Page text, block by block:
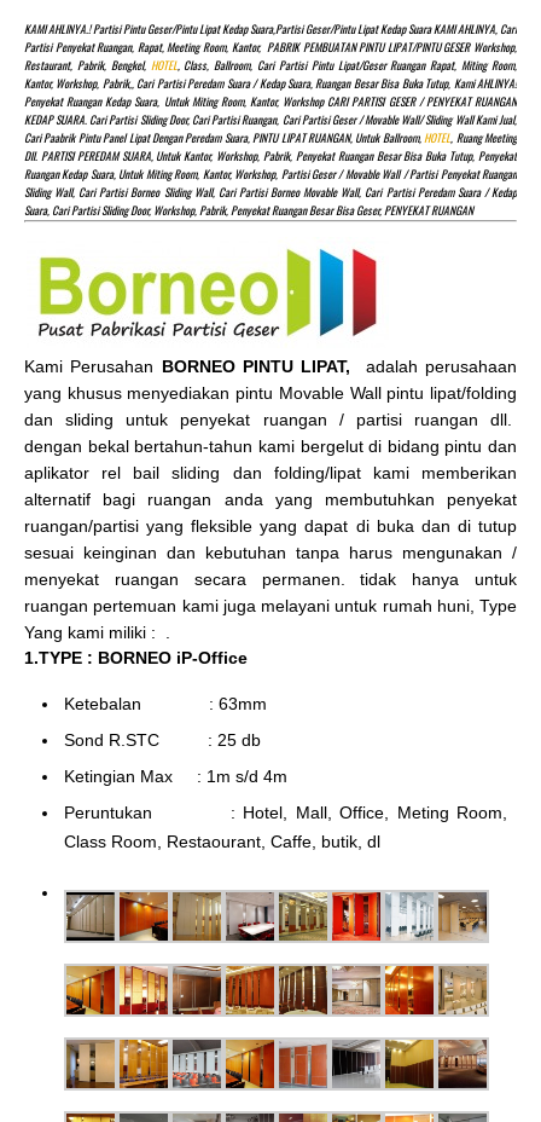
KAMI AHLINYA.! Partisi Pintu Geser/pintu Lipat Kedap Suara,partisi Geser/pintu Lipat Kedap Suara KAMI AHLINYA, Cari
Partisi Penyekat Ruangan, Rapat, Meeting Room, Kantor, PABRIK PEMBUATAN PINTU LIPAT/PINTU GESER Workshop,
Restaurant, Pabrik, Bengkel, HOTEL, Class, Ballroom, Cari Partisi Pintu Lipat/Geser Ruangan Rapat, Miting Room,
Kantor, Workshop, Pabrik,, Cari Partisi Peredam Suara / Kedap Suara, Ruangan Besar Bisa Buka Tutup, Kami AHLINYA!
Penyekat Ruangan Kedap Suara, Untuk Miting Room, Kantor, Workshop CARI PARTISI GESER / PENYEKAT RUANGAN
KEDAP SUARA. Cari Partisi Sliding Door, Cari Partisi Ruangan, Cari Partisi Geser / Movable Wall/ Sliding Wall Kami Jual,
Cari Paabrik Pintu Panel Lipat Dengan Peredam Suara, PINTU LIPAT RUANGAN, Untuk Ballroom,HOTEL, Ruang Meeting
Dll. PARTISI PEREDAM SUARA, Untuk Kantor, Workshop, Pabrik, Penyekat Ruangan Besar Bisa Buka Tutup, Penyekat
Ruangan Kedap Suara, Untuk Miting Room, Kantor, Workshop, Partisi Geser / Movable Wall / Partisi Penyekat Ruangan
Sliding Wall, Cari Partisi Borneo Sliding Wall, Cari Partisi Borneo Movable Wall, Cari Partisi Peredam Suara / Kedap
Suara, Cari Partisi Sliding Door, Workshop, Pabrik, Penyekat Ruangan Besar Bisa Geser, PENYEKAT RUANGAN
Kami Perusahan BORNEO PINTU LIPAT, adalah perusahaan
yang khusus menyediakan pintu Movable Wall pintu lipat/folding
dan sliding untuk penyekat ruangan / partisi ruangan dll.
dengan bekal bertahun-tahun kami bergelut di bidang pintu dan
aplikator rel bail sliding dan folding/lipat kami memberikan
alternatif bagi ruangan anda yang membutuhkan penyekat
ruangan/partisi yang fleksible yang dapat di buka dan di tutup
sesuai keinginan dan kebutuhan tanpa harus mengunakan /
menyekat ruangan secara permanen. tidak hanya untuk
ruangan pertemuan kami juga melayani untuk rumah huni, Type
Yang kami miliki : .
1.TYPE : BORNEO iP-Office
Ketebalan : 63mm
Sond R.STC : 25 db
Ketingian Max : 1m s/d 4m
Peruntukan : Hotel, Mall, Office, Meting Room,
Class Room, Restaourant, Caffe, butik, dl